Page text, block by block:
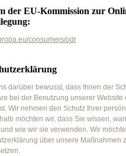
der EU-Kommission zur
consumers/odr
darüber bewusst, dass Ihnen der
bei der Benutzung unserer Website
Wir nehmen den Schutz Ihrer
möchten wir, dass Sie wissen,
wie wir sie verwenden. Wir
über unsere Maßnahmen